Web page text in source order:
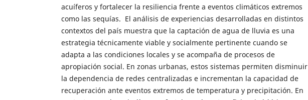
acuíferos y fortalecer la resiliencia frente a eventos climáticos extremos
como las sequías. El análisis de experiencias desarrolladas en distintos
contextos del país muestra que la captación de agua de lluvia es una
estrategia técnicamente viable y socialmente pertinente cuando se
adapta a las condiciones locales y se acompaña de procesos de
apropiación social. En zonas urbanas, estos sistemas permiten disminuir
la dependencia de redes centralizadas e incrementan la capacidad de
recuperación ante eventos extremos de temperatura y precipitación. En